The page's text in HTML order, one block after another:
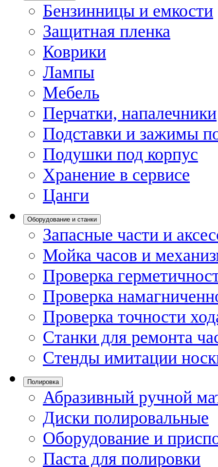
Бензинницы и емкости
Защитная пленка
Коврики
Лампы
Мебель
Перчатки, напалечники
Подставки и зажимы
Подушки под корпус
Хранение в сервисе
Цанги
Оборудование и станки
Запасные части и
Мойка часов и
Проверка
Проверка
Проверка точности
Станки для ремонта
Стенды имитации
Полировка
Абразивный ручной
Диски полировальные
Оборудование и
Паста для полировки